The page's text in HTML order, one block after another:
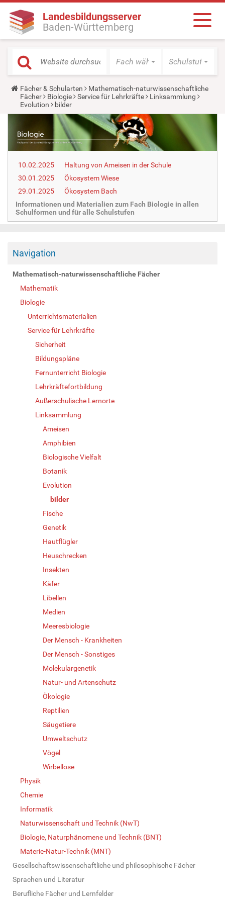
Landesbildungsserver
Baden-Württemberg
Fach wählen Schulstufe
Y
o
u
a
h
e
r
:
Fächer & Schularten
Mathematisch-naturwissenschaftliche
Fächer
Biologie Service für Lehrkräfte
Linksammlung
Evolution
bilder
10.02.2025
Haltung von Ameisen in der Schule
30.01.2025
Ökosystem Wiese
29.01.2025
Ökosystem Bach
Informationen und Materialien zum Fach Biologie in allen
Schulformen und für alle Schulstufen
Navigation
Mathematisch-naturwissenschaftliche Fächer
Mathematik
Biologie
Unterrichtsmaterialien
Service für Lehrkräfte
Sicherheit
Bildungspläne
Fernunterricht Biologie
Lehrkräftefortbildung
Außerschulische Lernorte
Linksammlung
Ameisen
Amphibien
Biologische Vielfalt
Botanik
Evolution
bilder
Fische
Genetik
Hautflügler
Heuschrecken
Insekten
Käfer
Libellen
Medien
Meeresbiologie
Der Mensch - Krankheiten
Der Mensch - Sonstiges
Molekulargenetik
Natur- und Artenschutz
Ökologie
Reptilien
Säugetiere
Umweltschutz
Vögel
Wirbellose
Physik
Chemie
Informatik
Naturwissenschaft und Technik (NwT)
Biologie, Naturphänomene und Technik (BNT)
Materie-Natur-Technik (MNT)
Gesellschaftswissenschaftliche und philosophische Fächer
Sprachen und Literatur
Berufliche Fächer und Lernfelder